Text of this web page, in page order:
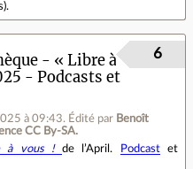
).
- « Libre à
- Podcasts et
à 09:43. Édité par Benoît
CC By‑SA.
6
à vous ! de l’April. Podcastet